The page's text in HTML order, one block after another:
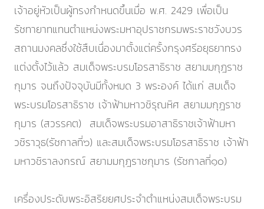
เจ้าอยู่หัวเป็นผู้ทรงกำหนดขึ้นเมื่อ พ.ศ. 2429 เพื่อเป็น
รัชทายาทแทนตำแหน่งพระมหาอุปราชกรมพระราชวังบวร
สถานมงคลซึ่งใช้สืบเนื่องมาตั้งแต่ครั้งกรุงศรีอยุธยาทรง
แต่งตั้งไว้แล้ว สมเด็จพระบรมโอรสาธิราช สยามมกุฎราช
กุมาร จนถึงปัจจุบันมีทั้งหมด 3 พระองค์ ได้แก่ สมเด็จ
พระบรมโอรสาธิราช เจ้าฟ้ามหาวชิรุณหิศ สยามมกุฎราช
กุมาร (สวรรคต) สมเด็จพระบรมอาสาธิราชเจ้าฟ้ามหา
วชิราวุธ(รัชกาลที่๖) และสมเด็จพระบรมโอรสาธิราช เจ้าฟ้า
มหาวชิราลงกรณ์ สยามมกุฎราชกุมาร (รัชกาลที่๑๐)
เครื่องประดับพระอิสริยยศประจำตำแหน่งสมเด็จพระบรม